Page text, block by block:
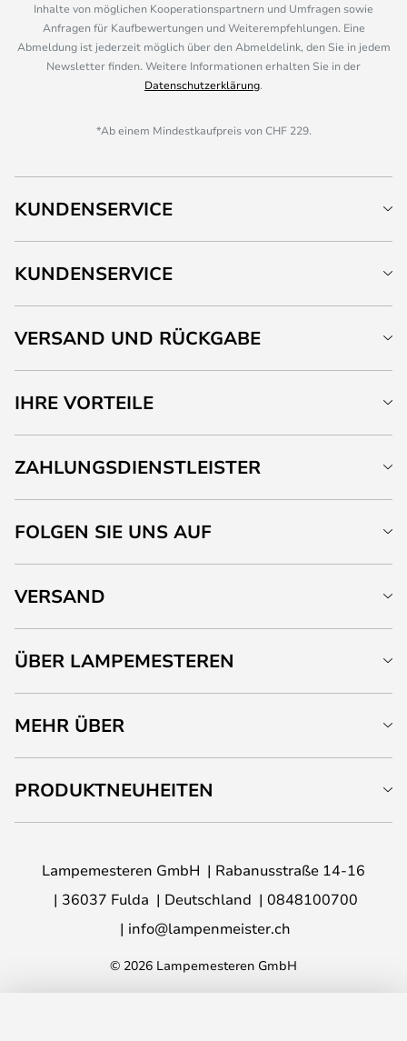
Inhalte von möglichen Kooperationspartnern und Umfragen sowie
Anfragen für Kaufbewertungen und Weiterempfehlungen. Eine
Abmeldung ist jederzeit möglich über den Abmeldelink, den Sie in jedem
Newsletter finden. Weitere Informationen erhalten Sie in der
Datenschutzerklärung.
*Ab einem Mindestkaufpreis von CHF 229.
KUNDENSERVICE
KUNDENSERVICE
VERSAND UND RÜCKGABE
IHRE VORTEILE
ZAHLUNGSDIENSTLEISTER
FOLGEN SIE UNS AUF
VERSAND
ÜBER LAMPEMESTEREN
MEHR ÜBER
PRODUKTNEUHEITEN
Lampemesteren GmbH
Rabanusstraße 14-16
36037 Fulda
Deutschland
0848100700
info@lampenmeister.ch
© 2026 Lampemesteren GmbH